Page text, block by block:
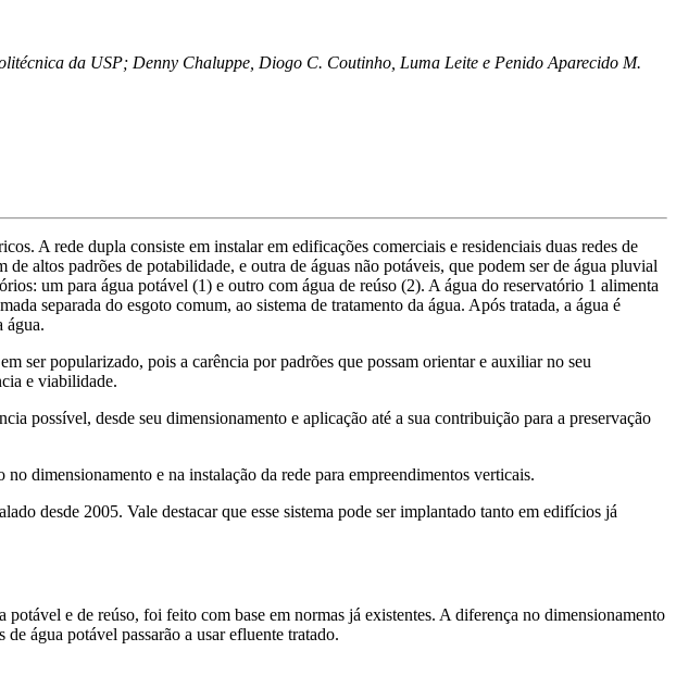
da USP; Denny Chaluppe, Diogo C. Coutinho, Luma Leite e Penido Aparecido M.
A rede dupla consiste em instalar em edificações comerciais e residenciais duas redes de
altos padrões de potabilidade, e outra de águas não potáveis, que podem ser de água pluvial
um para água potável (1) e outro com água de reúso (2). A água do reservatório 1 alimenta
separada do esgoto comum, ao sistema de tratamento da água. Após tratada, a água é
água.
ser popularizado, pois a carência por padrões que possam orientar e auxiliar no seu
e viabilidade.
possível, desde seu dimensionamento e aplicação até a sua contribuição para a preservação
dimensionamento e na instalação da rede para empreendimentos verticais.
desde 2005. Vale destacar que esse sistema pode ser implantado tanto em edifícios já
e de reúso, foi feito com base em normas já existentes. A diferença no dimensionamento
água potável passarão a usar efluente tratado.